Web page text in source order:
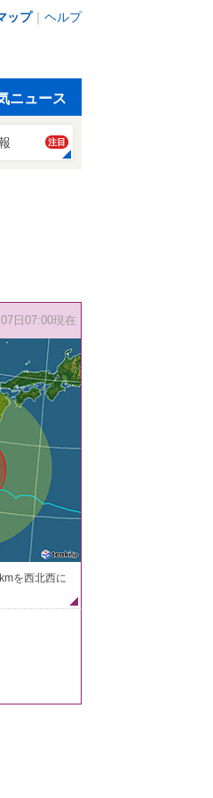
ップ｜ ヘルプ
ニュース
注目
07日07:00現在
を西北西に